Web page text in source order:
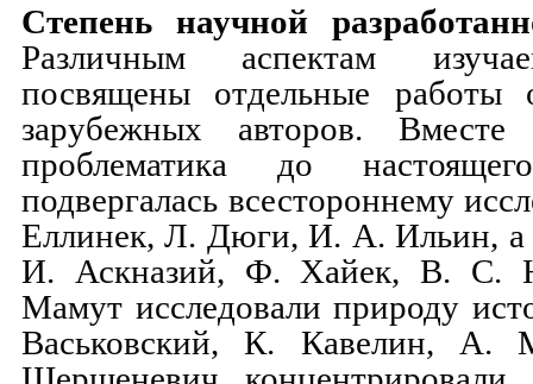
Степень научной
Различным аспектам
посвящены отдельные работы
зарубежных авторов.
проблематика до
подвергалась всестороннему
Еллинек, Л. Дюги, И. А. Ильин,
И. Аскназий, Ф. Хайек, В. С.
Мамут исследовали природу
Васьковский, К. Кавелин, А.